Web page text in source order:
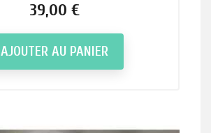
Prix
39,00 €
AJOUTER AU PANIER